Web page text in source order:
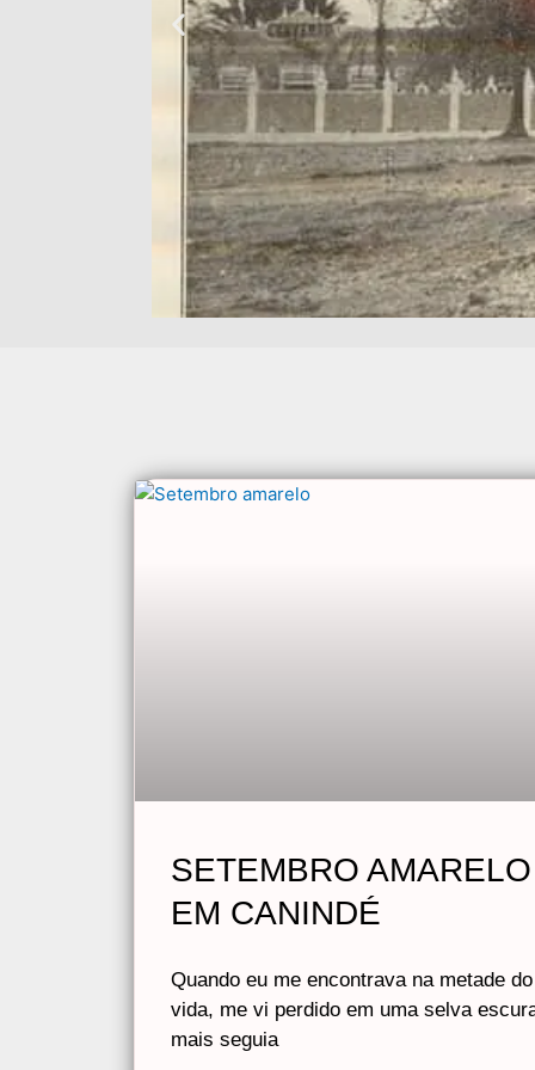
SETEMBRO
EM CANINDÉ
Quando eu me encontrava na metade
vida, me vi perdido em uma selva
mais seguia